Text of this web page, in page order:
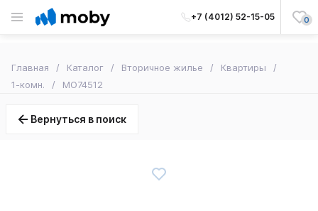
+7 (4012) 52-15-05 0
Главная Каталог Вторичное жилье
Квартиры
1-комн.
MO74512
Вернуться в поиск